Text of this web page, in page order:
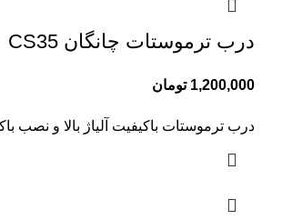
درب ترموستات چانگان CS35
1,200,000 تومان
درب ترموستات باکیفیت آلیاژ بالا و نصب